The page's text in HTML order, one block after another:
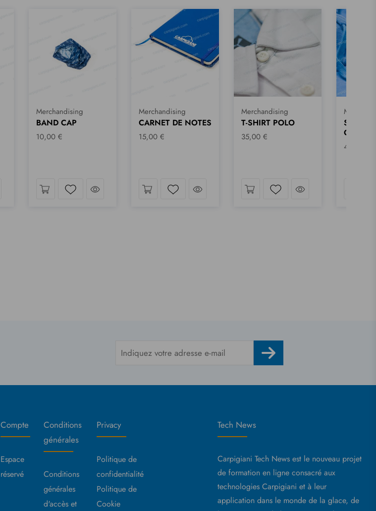
Jetez un coup d´œil
Merchandising
BAND CAP
10,00 €
Jetez un coup d´œil
Merchandising
CARNET DE NOTES
15,00 €
Jetez un coup d´œil
Merchandising
T-SHIRT POLO
35,00 €
SWEAT
45,00 €
Compte
Espace
réservé
Conditions
générales
Conditions
générales
d'accès et
Privacy
Politique de
confidentialité
Politique de
Cookie
Tech News
Carpigiani Tech News est le nouveau projet
de formation en ligne consacré aux
technologies Carpigiani et à leur
application dans le monde de la glace, de